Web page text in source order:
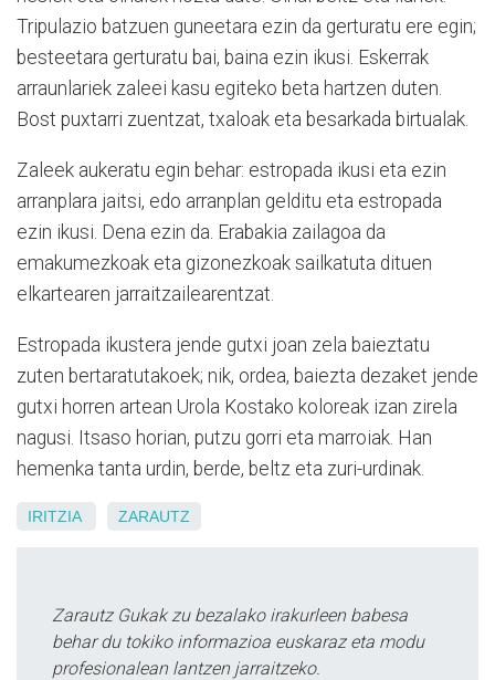
Tripulazio batzuen guneetara ezin da gerturatu ere egin;
besteetara gerturatu bai, baina ezin ikusi. Eskerrak
arraunlariek zaleei kasu egiteko beta hartzen duten.
Bost puxtarri zuentzat, txaloak eta besarkada birtualak.
Zaleek aukeratu egin behar: estropada ikusi eta ezin
arranplara jaitsi, edo arranplan gelditu eta estropada
ezin ikusi. Dena ezin da. Erabakia zailagoa da
emakumezkoak eta gizonezkoak sailkatuta dituen
elkartearen jarraitzailearentzat.
Estropada ikustera jende gutxi joan zela baieztatu
zuten bertaratutakoek; nik, ordea, baiezta dezaket jende
gutxi horren artean Urola Kostako koloreak izan zirela
nagusi. Itsaso horian, putzu gorri eta marroiak. Han
hemenka tanta urdin, berde, beltz eta zuri-urdinak.
IRITZIA ZARAUTZ
Zarautz Gukak zu bezalako irakurleen babesa
behar du tokiko informazioa euskaraz eta modu
profesionalean lantzen jarraitzeko.